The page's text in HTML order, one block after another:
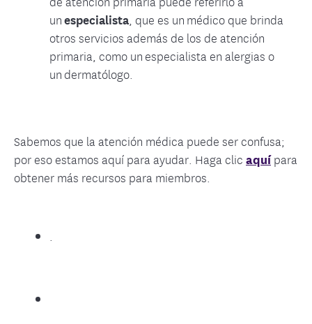
unespecialista , que es un médico que brinda
otros servicios además de los de atención
primaria, como un especialista en alergias o
un dermatólogo.
Sabemos que la atención médica puede ser confusa;
por eso estamos aquí para ayudar. Haga clic aquípara
obtener más recursos para miembros.